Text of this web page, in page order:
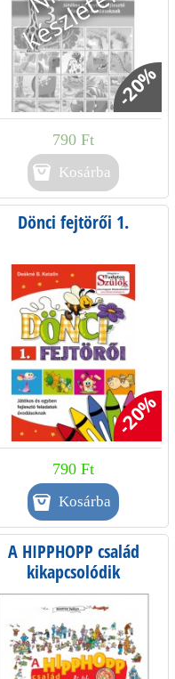
-20%
790 Ft
Kosárba
Dönci fejtörői 1.
-20%
790 Ft
A HIPPHOPP család
kikapcsolódik